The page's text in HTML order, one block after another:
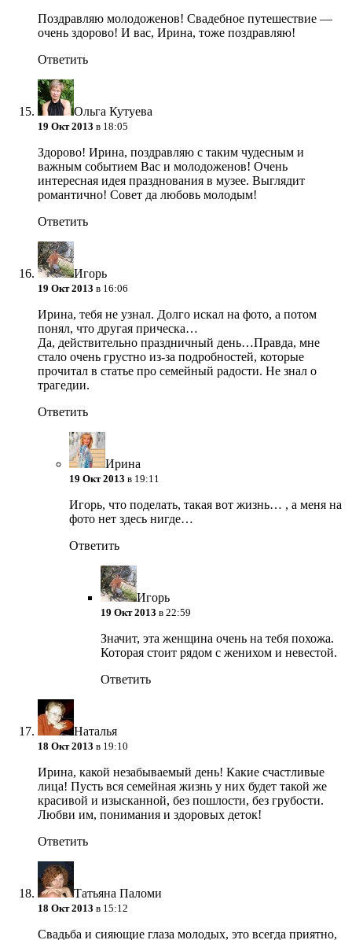
Поздравляю молодоженов! Свадебное путешествие —
очень здорово! И вас, Ирина, тоже поздравляю!
Ответить
Ольга Кутуева
19 Окт 2013 в 18:05
Здорово! Ирина, поздравляю с таким чудесным и
важным событием Вас и молодоженов! Очень
интересная идея празднования в музее. Выглядит
романтично! Совет да любовь молодым!
Ответить
Игopь
19 Окт 2013 в 16:06
Ирина, тебя не узнал. Долго искал на фото, а потом
понял, что другая прическа…
Да, действительно праздничный день…Правда, мне
стало очень грустно из-за подробностей, которые
прочитал в статье про семейный радости. Не знал о
трагедии.
Ответить
Ирина
19 Окт 2013 в 19:11
Игорь, что поделать, такая вот жизнь… , а меня на
фото нет здесь нигде…
Ответить
Игopь
19 Окт 2013 в 22:59
Значит, эта женщина очень на тебя похожа.
Которая стоит рядом с женихом и невестой.
Ответить
Наталья
18 Окт 2013 в 19:10
Ирина, какой незабываемый день! Какие счастливые
лица! Пусть вся семейная жизнь у них будет такой же
красивой и изысканной, без пошлости, без грубости.
Любви им, понимания и здоровых деток!
Ответить
Татьяна Паломи
18 Окт 2013 в 15:12
Свадьба и сияющие глаза молодых, это всегда приятно,